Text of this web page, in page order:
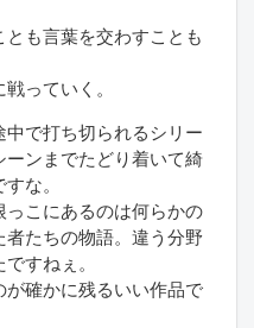
も言葉を交わすことも
っていく。
で打ち切られるシリー
ンまでたどり着いて綺
な。
こにあるのは何らかの
たちの物語。違う分野
すねぇ。
確かに残るいい作品で